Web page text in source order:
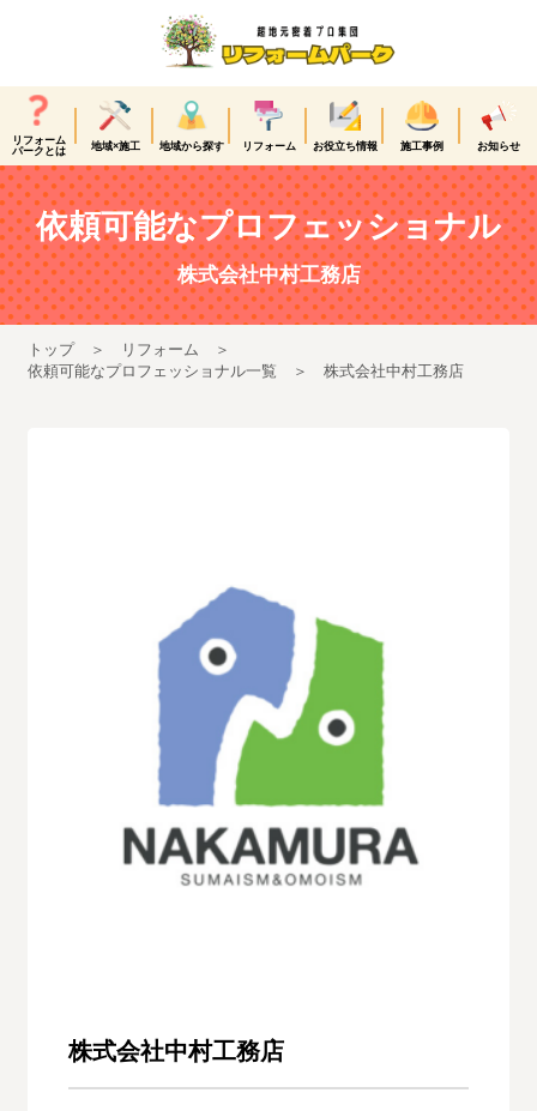
リフォーム
パークとは
地域×施工 地域から探す リフォーム お役立ち情報 施工事例 お知らせ
依頼可能なプロフェッショナル
株式会社中村工務店
トップ
リフォーム
依頼可能なプロフェッショナル一覧
株式会社中村工務店
株式会社中村工務店